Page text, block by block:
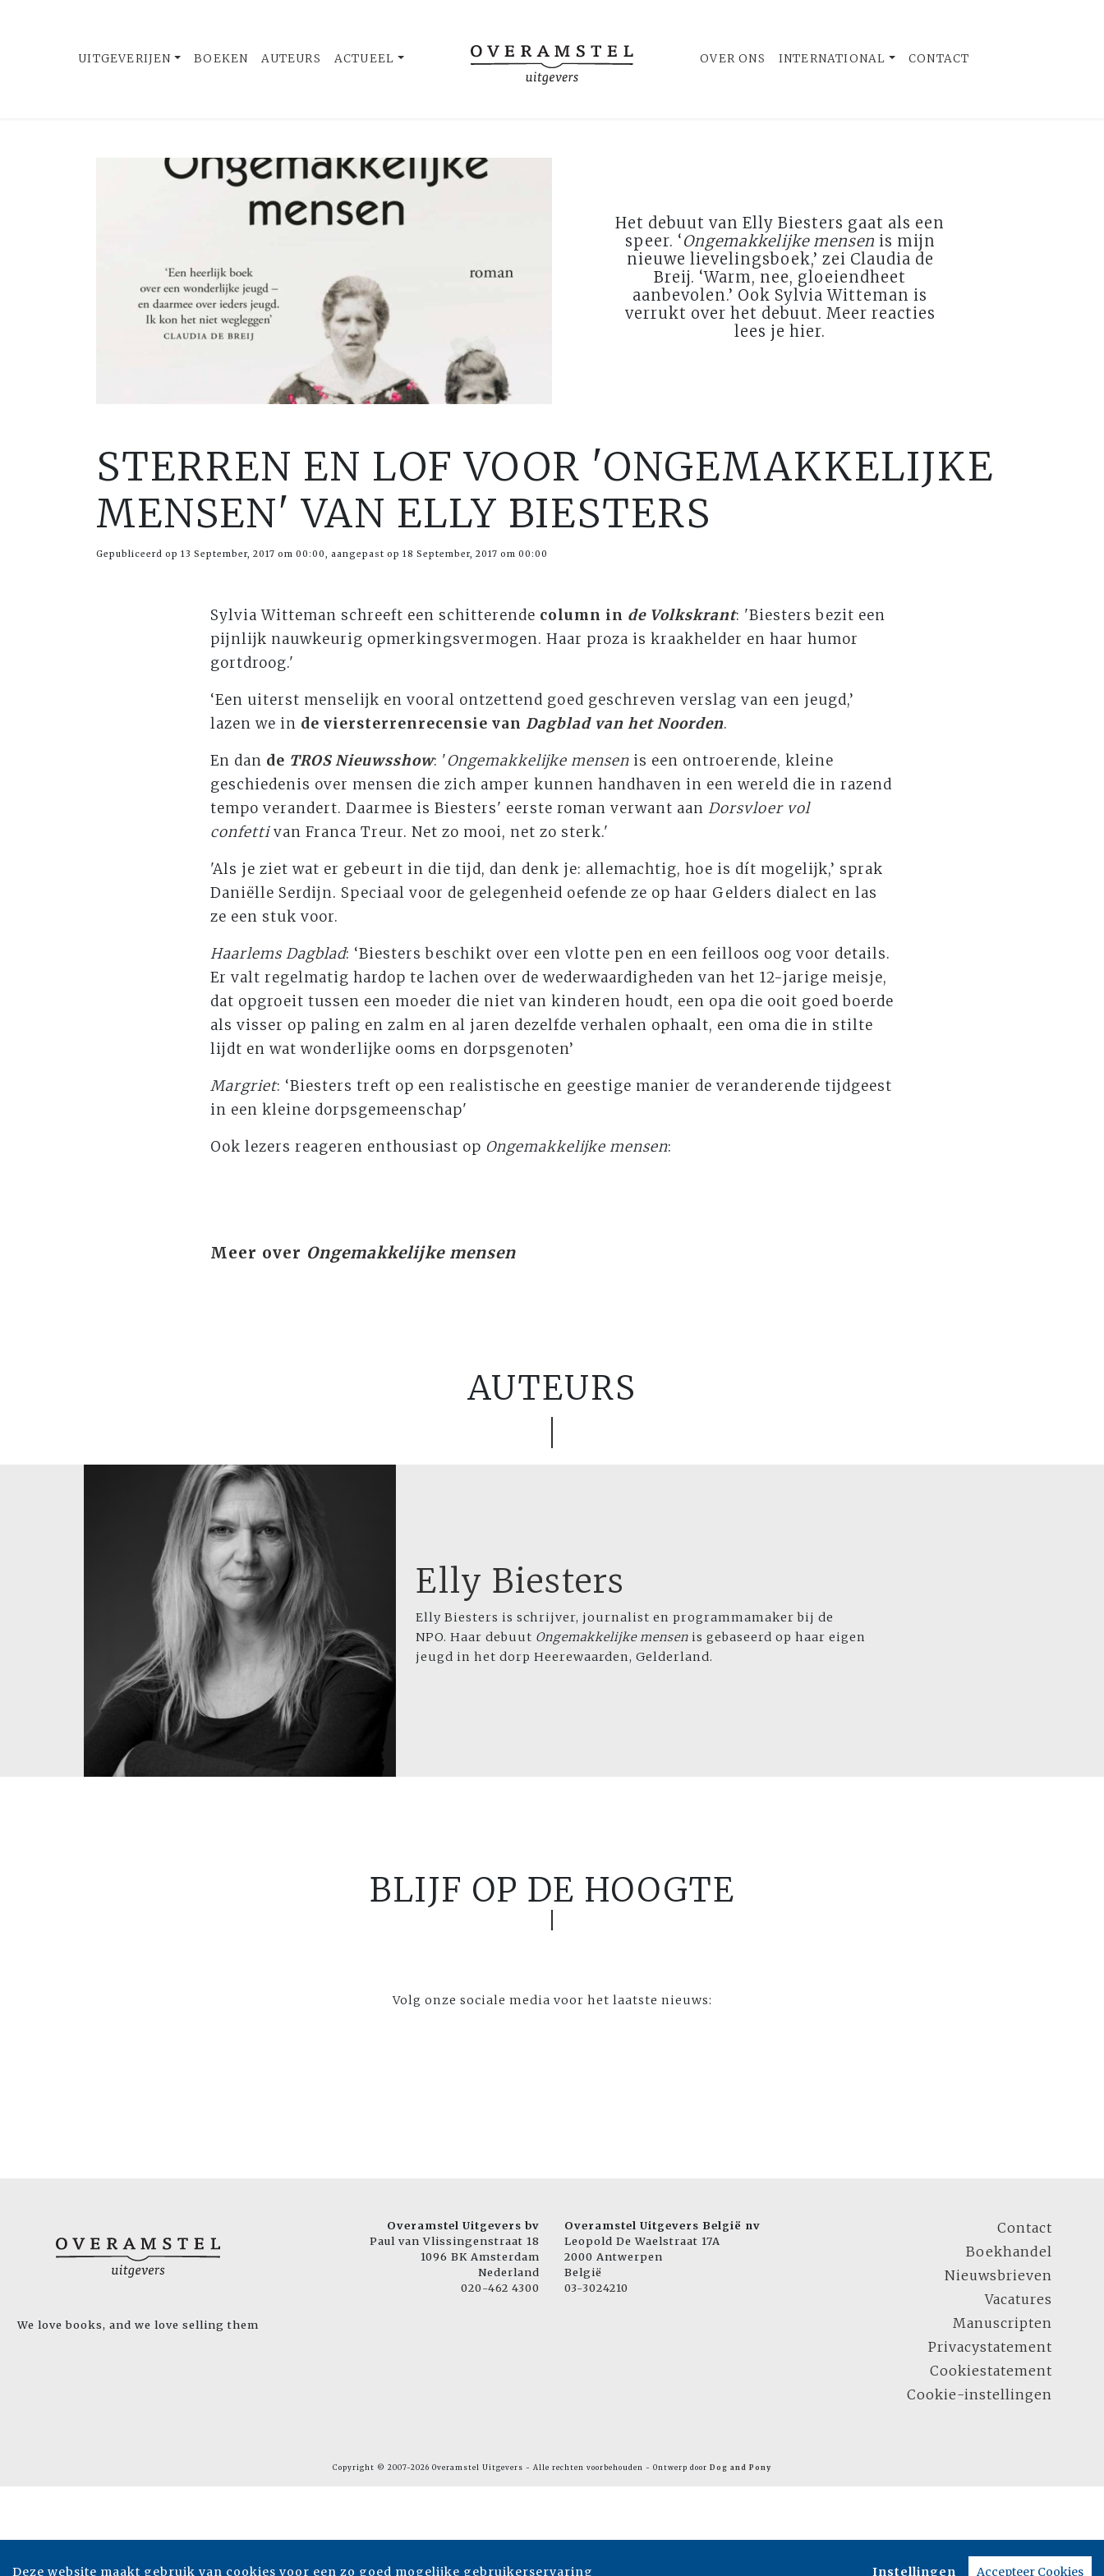
UITGEVERIJEN BOEKEN AUTEURS ACTUEEL OVER ONS INTERNATIONAL CONTACT
Het debuut van Elly Biesters gaat als een
speer. ‘Ongemakkelijke mensen is mijn
nieuwe lievelingsboek,’ zei Claudia de
Breij. ‘Warm, nee, gloeiendheet
aanbevolen.’ Ook Sylvia Witteman is
verrukt over het debuut. Meer reacties
lees je hier.
STERREN EN LOF VOOR 'ONGEMAKKELIJKE
MENSEN' VAN ELLY BIESTERS
Gepubliceerd op 13 September, 2017 om 00:00, aangepast op 18 September, 2017 om 00:00
Sylvia Witteman schreeft een schitterende column in de Volkskrant: 'Biesters bezit een
pijnlijk nauwkeurig opmerkingsvermogen. Haar proza is kraakhelder en haar humor
gortdroog.'
‘Een uiterst menselijk en vooral ontzettend goed geschreven verslag van een jeugd,’
lazen we in de viersterrenrecensie van Dagblad van het Noorden.
En dan de TROS Nieuwsshow: 'Ongemakkelijke mensenis een ontroerende, kleine
geschiedenis over mensen die zich amper kunnen handhaven in een wereld die in razend
tempo verandert. Daarmee is Biesters' eerste roman verwant aan Dorsvloer vol
confettivan Franca Treur. Net zo mooi, net zo sterk.'
'Als je ziet wat er gebeurt in die tijd, dan denk je: allemachtig, hoe is dít mogelijk,’ sprak
Daniëlle Serdijn. Speciaal voor de gelegenheid oefende ze op haar Gelders dialect en las
ze een stuk voor.
Haarlems Dagblad: ‘Biesters beschikt over een vlotte pen en een feilloos oog voor details.
Er valt regelmatig hardop te lachen over de wederwaardigheden van het 12-jarige meisje,
dat opgroeit tussen een moeder die niet van kinderen houdt, een opa die ooit goed boerde
als visser op paling en zalm en al jaren dezelfde verhalen ophaalt, een oma die in stilte
lijdt en wat wonderlijke ooms en dorpsgenoten’
Margriet: ‘Biesters treft op een realistische en geestige manier de veranderende tijdgeest
in een kleine dorpsgemeenschap'
Ook lezers reageren enthousiast op Ongemakkelijke mensen:
Meer over Ongemakkelijke mensen
AUTEURS
Elly Biesters
Elly Biesters is schrijver, journalist en programmamaker bij de
NPO. Haar debuut Ongemakkelijke mensen is gebaseerd op haar eigen
jeugd in het dorp Heerewaarden, Gelderland.
BLIJF OP DE HOOGTE
Volg onze sociale media voor het laatste nieuws:
We love books, and we love selling them
Overamstel Uitgevers bv
Paul van Vlissingenstraat 18
1096 BK Amsterdam
Nederland
020-462 4300
Overamstel Uitgevers België nv
Leopold De Waelstraat 17A
2000 Antwerpen
België
03-3024210
Contact
Boekhandel
Nieuwsbrieven
Vacatures
Manuscripten
Privacystatement
Cookiestatement
Cookie-instellingen
Copyright © 2007-2026 Overamstel Uitgevers - Alle rechten voorbehouden - Ontwerp door Dog and Pony
Deze website maakt gebruik van cookies voor een zo goed mogelijke gebruikerservaring Instellingen Accepteer Cookies